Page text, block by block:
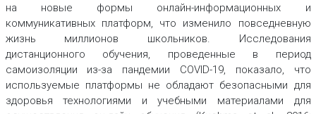
на новые формы онлайн-информационных и
коммуникативных платформ, что изменило повседневную
жизнь миллионов школьников. Исследования
дистанционного обучения, проведенные в период
самоизоляции из-за пандемии COVID-19, показало, что
используемые платформы не обладают безопасными для
здоровья технологиями и учебными материалами для